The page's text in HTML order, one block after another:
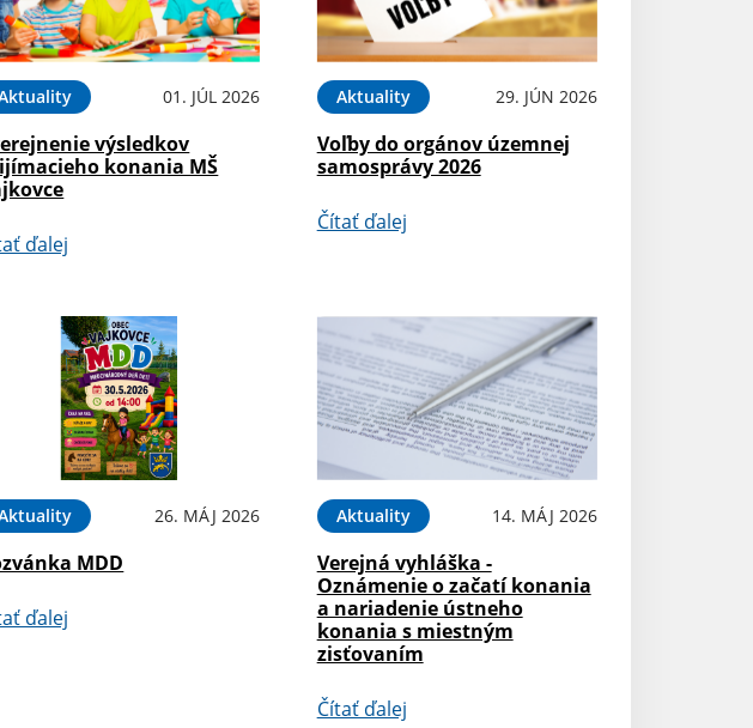
01. JÚL 2026
výsledkov
konania MŠ
ďalej
Aktuality 29. JÚN 2026
Voľby do orgánov územnej
samosprávy 2026
Čítať ďalej
26. MÁJ 2026
MDD
ďalej
Aktuality 14. MÁJ 2026
Verejná vyhláška -
Oznámenie o začatí konania
a nariadenie ústneho
konania s miestným
zisťovaním
Čítať ďalej